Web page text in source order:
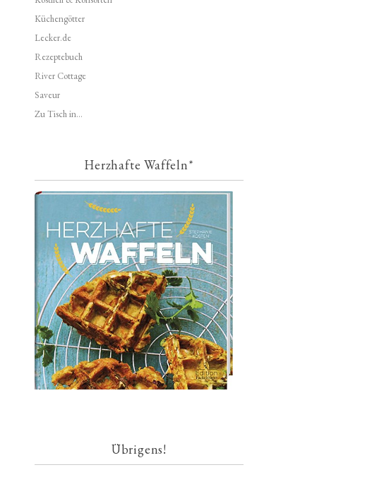
Küchengötter
Lecker.de
Rezeptebuch
River Cottage
Saveur
Zu Tisch in...
Herzhafte Waffeln*
Übrigens!